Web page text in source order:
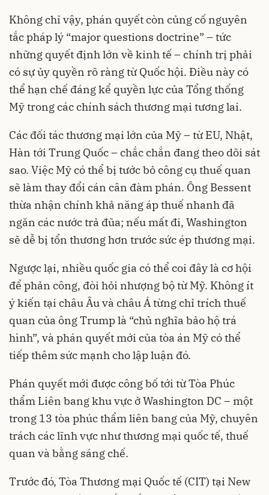
Không chỉ vậy, phán quyết còn củng cố nguyên
tắc pháp lý “major questions doctrine” – tức
những quyết định lớn về kinh tế – chính trị phải
có sự ủy quyền rõ ràng từ Quốc hội. Điều này có
thể hạn chế đáng kể quyền lực của Tổng thống
Mỹ trong các chính sách thương mại tương lai.
Các đối tác thương mại lớn của Mỹ – từ EU, Nhật,
Hàn tới Trung Quốc – chắc chắn đang theo dõi sát
sao. Việc Mỹ có thể bị tước bỏ công cụ thuế quan
sẽ làm thay đổi cán cân đàm phán. Ông Bessent
thừa nhận chính khả năng áp thuế nhanh đã
ngăn các nước trả đũa; nếu mất đi, Washington
sẽ dễ bị tổn thương hơn trước sức ép thương mại.
Ngược lại, nhiều quốc gia có thể coi đây là cơ hội
để phản công, đòi hỏi nhượng bộ từ Mỹ. Không ít
ý kiến tại châu Âu và châu Á từng chỉ trích thuế
quan của ông Trump là “chủ nghĩa bảo hộ trá
hình”, và phán quyết mới của tòa án Mỹ có thể
tiếp thêm sức mạnh cho lập luận đó.
Phán quyết mới được công bố tới từ Tòa Phúc
thẩm Liên bang khu vực ở Washington DC – một
trong 13 tòa phúc thẩm liên bang của Mỹ, chuyên
trách các lĩnh vực như thương mại quốc tế, thuế
quan và bằng sáng chế.
Trước đó, Tòa Thương mại Quốc tế (CIT) tại New